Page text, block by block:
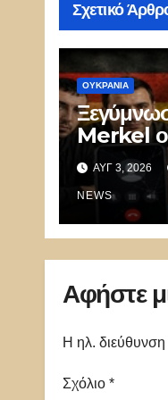
Σχετικό
ΟΥΚΡΑΝΊΑ
Merkel
Vovan
ήταν
ΑΥΓ 3, 2026
NEWS
Αφήστε
Η ηλ. διεύθυνση
Σχόλιο *